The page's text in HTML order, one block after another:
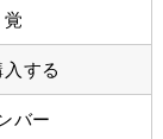
覚
する
バー